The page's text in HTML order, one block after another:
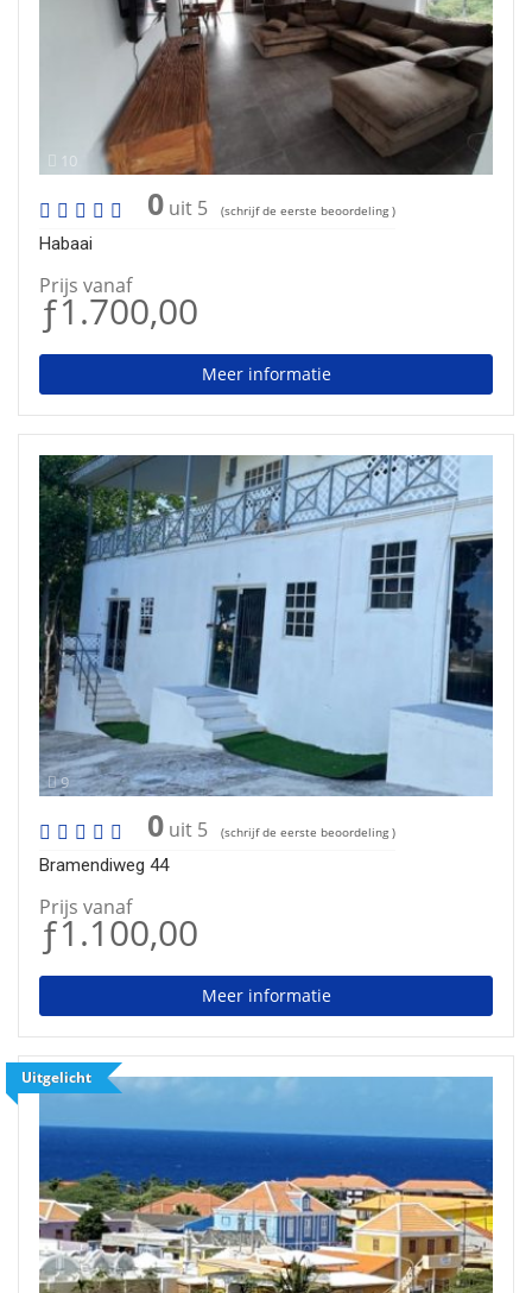
10
0 uit 5 (schrijf de eerste beoordeling )
Habaai
Prijs vanaf
ƒ1.700,00
Meer informatie
9
0 uit 5 (schrijf de eerste beoordeling )
Bramendiweg 44
Prijs vanaf
ƒ1.100,00
Meer informatie
Uitgelicht